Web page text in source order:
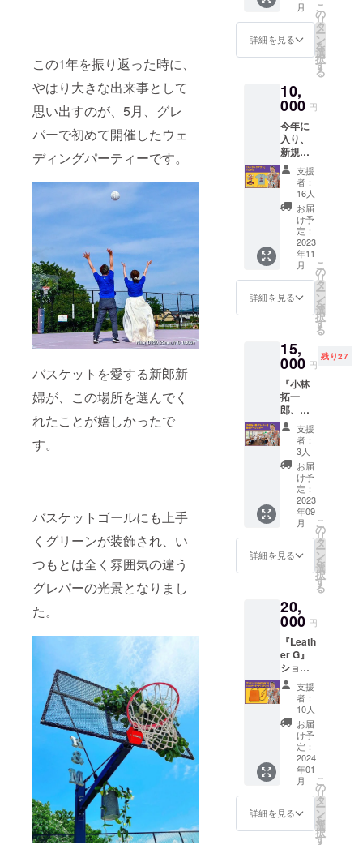
この1年を振り返った時に、
やはり大きな出来事として
思い出すのが、5月、グレ
パーで初めて開催したウェ
ディングパーティーです。
バスケットを愛する新郎新
婦が、この場所を選んでく
れたことが嬉しかったで
す。
バスケットゴールにも上手
くグリーンが装飾され、い
つもとは全く雰囲気の違う
グレパーの光景となりまし
た。
ン 鉄
古着を
三振し
ている
なって
いま
す。 今
回、こ
のロゴ
をTシャ
ツにし
たいと
思いま
す。 サ
イズ
は、 S
身丈65
身幅49
肩幅42
M 身丈
69 身幅
20 L 身
丈73 身
幅55 肩
幅50 袖
丈22 XL
身丈77
身幅58
肩幅54
袖丈24
XXL 身
丈81 身
幅63 肩
幅57 袖
丈25
身幅68
肩幅60
素材 綿
100%
こちら
のTシャ
ツは、
このク
ラウド
ファン
ディン
グ限定
のカ
ラー、
バナナ
色のT
シャツ
です。
（画像
はイ
メージ
く、グ
レープ
色（紫
ます。
本当に
入りの
ペンや
シャー
ペンを3
本くら
い、こ
のペン
ケース
に入れ
て持ち
運んで
くださ
なみに
ペン
てご使
用する
ことも
できま
す。 上
品な仕
上がり
になっ
ている
ので、
大人の
皆さま
もお仕
事な
ど、普
にいか
がで
のリ
ターン
でご用
意した
『グ
レープ
パーク
コー
ト オ
リジナ
ルボー
ル型
チャー
ム』
トでつ
けてお
のアイ
テム、
作りた
り上が
りまし
た。 そ
こで、
出来上
がった
のが、
バス
ケット
ボール
革のペ
ンケー
ス！ グ
レパー
らし
く、グ
レープ
が入り
ます。
お気に
入りの
ペンや
シャー
ペンを3
本くら
い、こ
のペン
ケース
に入れ
て持ち
運んで
い。 ペ
ンケー
ン） グ
レパー
には本
当に多
くの学
生の子
たちが
遊びに
来てく
れま
す。 そ
んな話
『Leath
er G』
お話し
してい
の時に
野茂の
「三
振」っ
て書か
シャツ
を着て
行き、
そんな
ファッ
ション
が理由
で振ら
れてし
まった
小林少
年。 そ
の時か
らアメ
カジ、
古着に
ハマっ
苦い思
い出か
らつい
た屋号
が、
『Struc
k Out
Vintage
ゴンで
仕入れ
る古
着。 そ
んなオ
レゴン
のイ
メージ
バー
（僕の
オレゴ
ン州立
大学の
マス
コット
でもあ
りま
す）。
そんな
ビー
バーが
古着を
三振し
ている
月
詳細を見る
こ
の
リ
タ
ー
ン
を
選
択
す
る
10,
000 円
今年に
入り、
新規事
業とし
て始め
た古着
の販
売。 高
校の
時、初
デート
の時に
野茂の
「三
振」っ
て書か
シャツ
を着て
行き、
そんな
ファッ
ション
が理由
で振ら
れてし
まった
小林少
年。 そ
の時か
らアメ
カジ、
古着に
ハマっ
苦い思
い出か
らつい
た屋号
が、
『Struc
k Out
Vintage
ゴンで
仕入れ
る古
着。 そ
んなオ
レゴン
のイ
メージ
支援
者：
16人
お届
け予
定：
2023
年11
月
詳細を見る
こ
の
リ
タ
ー
ン
を
選
択
す
る
15,
000 円
残り27
『小林
拓一
郎、グ
レパー
を語る
トーク
ショー
レープ
パーク
コー
ト』も
オープ
ンから3
年が経
ちま
オープ
ン前か
ら、こ
の場所
ができ
る経緯
（ス
トー
リー）
を知っ
てくれ
てる方
も多い
のです
が、最
近、新
しくグ
支援
者：
3人
お届
け予
定：
2023
年09
月
詳細を見る
こ
の
リ
タ
ー
ン
を
選
択
す
る
20,
000 円
『Leath
er G』
ショル
ダー
ポーチ
（ブラ
ウン）
海外旅
行中は
とにか
く、歩
く。 い
つも、
パス
ポート
くらい
支援
者：
10人
お届
け予
定：
2024
年01
月
詳細を見る
こ
の
リ
タ
ー
ン
を
選
択
す